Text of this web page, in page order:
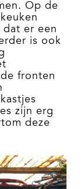
Op de
er een
is ook
fronten
zijn erg
deze